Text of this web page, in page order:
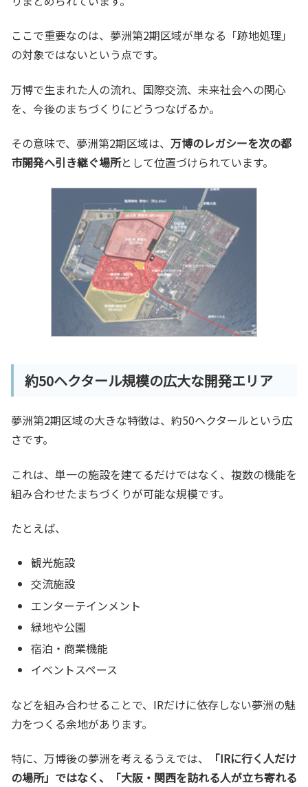
ここで重要なのは、夢洲第2期区域が単なる「跡地処理」
の対象ではないという点です。
万博で生まれた人の流れ、国際交流、未来社会への関心
を、今後のまちづくりにどうつなげるか。
その意味で、夢洲第2期区域は、 万博のレガシーを次の都
市開発へ引き継ぐ場所として位置づけられています。
約50ヘクタール規模の広大な開発エリア
夢洲第2期区域の大きな特徴は、約50ヘクタールという広
さです。
これは、単一の施設を建てるだけではなく、複数の機能を
組み合わせたまちづくりが可能な規模です。
たとえば、
観光施設
交流施設
エンターテインメント
緑地や公園
宿泊・商業機能
イベントスペース
などを組み合わせることで、IRだけに依存しない夢洲の魅
力をつくる余地があります。
特に、万博後の夢洲を考えるうえでは、
「IRに行く人だけ
の場所」ではなく、「大阪・関西を訪れる人が立ち寄れる